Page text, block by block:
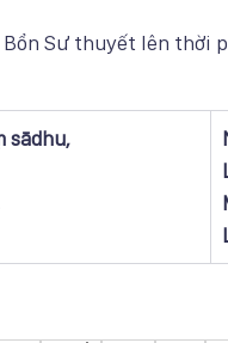
Sư thuyết lên thời
sādhu,